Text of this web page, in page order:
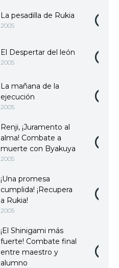
La pesadilla de Rukia
2005
El Despertar del león
2005
La mañana de la
ejecución
2005
Renji, ¡Juramento al
alma! Combate a
muerte con Byakuya
2005
¡Una promesa
cumplida! ¡Recupera
a Rukia!
2005
¡El Shinigami más
fuerte! Combate final
entre maestro y
alumno